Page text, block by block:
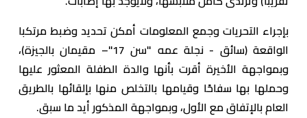
بإجراء التحريات وجمع المعلومات أمكن تحديد وضبط مرتكبا
الواقعة (سائق - نجلة عمه "سن 17"– مقيمان بالجيزة)،
وبمواجهة الأخيرة أقرت بأنها والدة الطفلة المعثور عليها
وحملها بها سفاحًا وقيامها بالتخلص منها بإلقائها بالطريق
العام بالإتفاق مع الأول، وبمواجهة المذكور أيد ما سبق.